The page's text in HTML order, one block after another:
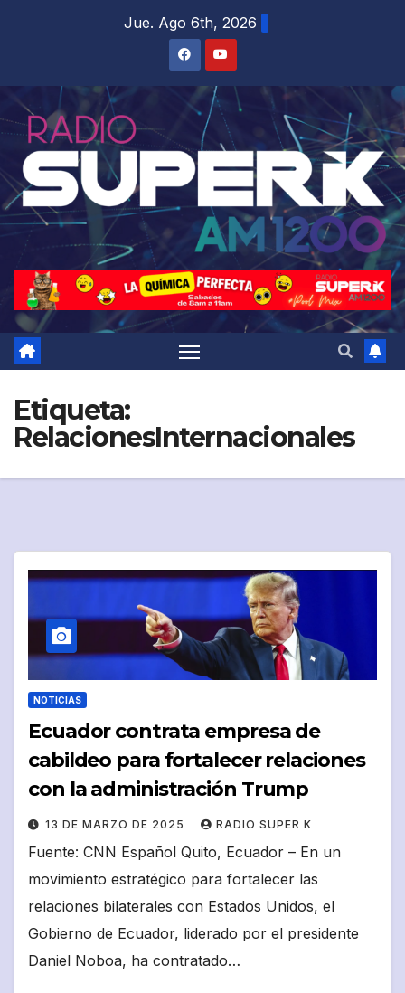
Jue. Ago 6th, 2026
Etiqueta:
RelacionesInternacionales
NOTICIAS
Ecuador contrata empresa de
cabildeo para fortalecer relaciones
con la administración Trump
13 DE MARZO DE 2025 RADIO SUPER K
Fuente: CNN Español Quito, Ecuador – En un
movimiento estratégico para fortalecer las
relaciones bilaterales con Estados Unidos, el
Gobierno de Ecuador, liderado por el presidente
Daniel Noboa, ha contratado…